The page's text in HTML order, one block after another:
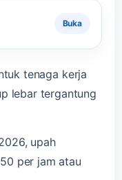
tenaga kerja
lebar tergantung
upah
per jam atau